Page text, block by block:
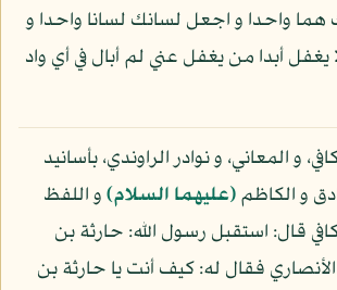
واحدا و اجعل لسانك لسانا واحدا و
أبدا من يغفل عني لم أبال في أي واد
و المعاني، و نوادر الراوندي، بأسانيد
و الكاظم(عليهما السلام)و اللفظ
قال: استقبل رسول الله: حارثة بن
فقال له: كيف أنت يا حارثة بن